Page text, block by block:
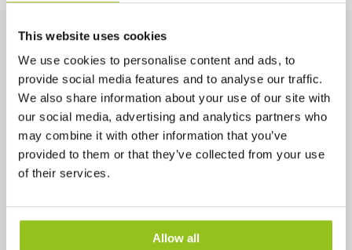
This website uses cookies
We use cookies to personalise content and ads, to
provide social media features and to analyse our traffic.
We also share information about your use of our site with
our social media, advertising and analytics partners who
may combine it with other information that you’ve
provided to them or that they’ve collected from your use
of their services.
Allow all